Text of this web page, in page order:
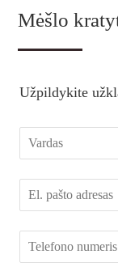
Mėšlo
Užpildykite